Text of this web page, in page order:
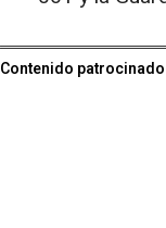
Contenido patrocinado